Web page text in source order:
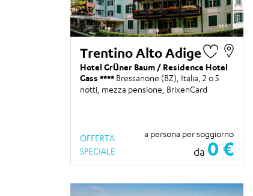
Trentino Alto Adige
Hotel GrÜner Baum / Residence Hotel
Gass
Bressanone (BZ), Italia, 2 o 5
notti, mezza pensione, BrixenCard
OFFERTA
SPECIALE
a persona per soggiorno
da 0 €